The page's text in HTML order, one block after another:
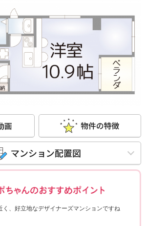
く、好立地なデザイナーズマンションですね